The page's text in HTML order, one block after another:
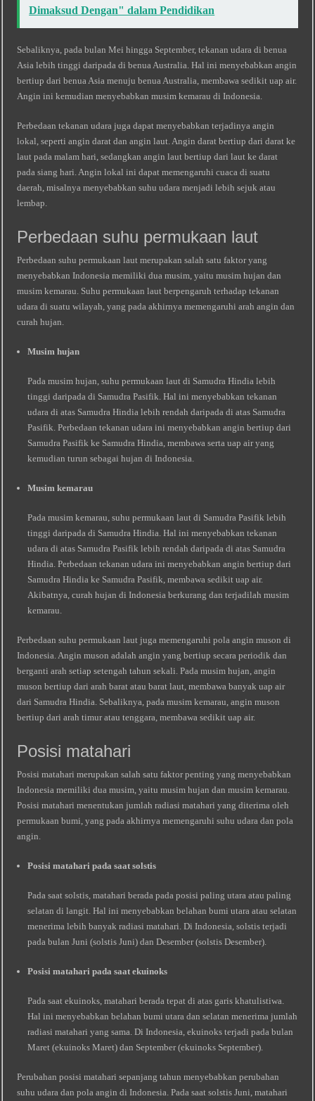
Dimaksud Dengan" dalam Pendidikan
Sebaliknya, pada bulan Mei hingga September, tekanan udara di benua
Asia lebih tinggi daripada di benua Australia. Hal ini menyebabkan angin
bertiup dari benua Asia menuju benua Australia, membawa sedikit uap air.
Angin ini kemudian menyebabkan musim kemarau di Indonesia.
Perbedaan tekanan udara juga dapat menyebabkan terjadinya angin
lokal, seperti angin darat dan angin laut. Angin darat bertiup dari darat ke
laut pada malam hari, sedangkan angin laut bertiup dari laut ke darat
pada siang hari. Angin lokal ini dapat memengaruhi cuaca di suatu
daerah, misalnya menyebabkan suhu udara menjadi lebih sejuk atau
lembap.
Perbedaan suhu permukaan laut
Perbedaan suhu permukaan laut merupakan salah satu faktor yang
menyebabkan Indonesia memiliki dua musim, yaitu musim hujan dan
musim kemarau. Suhu permukaan laut berpengaruh terhadap tekanan
udara di suatu wilayah, yang pada akhirnya memengaruhi arah angin dan
curah hujan.
Musim hujan
Pada musim hujan, suhu permukaan laut di Samudra Hindia lebih
tinggi daripada di Samudra Pasifik. Hal ini menyebabkan tekanan
udara di atas Samudra Hindia lebih rendah daripada di atas Samudra
Pasifik. Perbedaan tekanan udara ini menyebabkan angin bertiup dari
Samudra Pasifik ke Samudra Hindia, membawa serta uap air yang
kemudian turun sebagai hujan di Indonesia.
Musim kemarau
Pada musim kemarau, suhu permukaan laut di Samudra Pasifik lebih
tinggi daripada di Samudra Hindia. Hal ini menyebabkan tekanan
udara di atas Samudra Pasifik lebih rendah daripada di atas Samudra
Hindia. Perbedaan tekanan udara ini menyebabkan angin bertiup dari
Samudra Hindia ke Samudra Pasifik, membawa sedikit uap air.
Akibatnya, curah hujan di Indonesia berkurang dan terjadilah musim
kemarau.
Perbedaan suhu permukaan laut juga memengaruhi pola angin muson di
Indonesia. Angin muson adalah angin yang bertiup secara periodik dan
berganti arah setiap setengah tahun sekali. Pada musim hujan, angin
muson bertiup dari arah barat atau barat laut, membawa banyak uap air
dari Samudra Hindia. Sebaliknya, pada musim kemarau, angin muson
bertiup dari arah timur atau tenggara, membawa sedikit uap air.
Posisi matahari
Posisi matahari merupakan salah satu faktor penting yang menyebabkan
Indonesia memiliki dua musim, yaitu musim hujan dan musim kemarau.
Posisi matahari menentukan jumlah radiasi matahari yang diterima oleh
permukaan bumi, yang pada akhirnya memengaruhi suhu udara dan pola
angin.
Posisi matahari pada saat solstis
Pada saat solstis, matahari berada pada posisi paling utara atau paling
selatan di langit. Hal ini menyebabkan belahan bumi utara atau selatan
menerima lebih banyak radiasi matahari. Di Indonesia, solstis terjadi
pada bulan Juni (solstis Juni) dan Desember (solstis Desember).
Posisi matahari pada saat ekuinoks
Pada saat ekuinoks, matahari berada tepat di atas garis khatulistiwa.
Hal ini menyebabkan belahan bumi utara dan selatan menerima jumlah
radiasi matahari yang sama. Di Indonesia, ekuinoks terjadi pada bulan
Maret (ekuinoks Maret) dan September (ekuinoks September).
Perubahan posisi matahari sepanjang tahun menyebabkan perubahan
suhu udara dan pola angin di Indonesia. Pada saat solstis Juni, matahari